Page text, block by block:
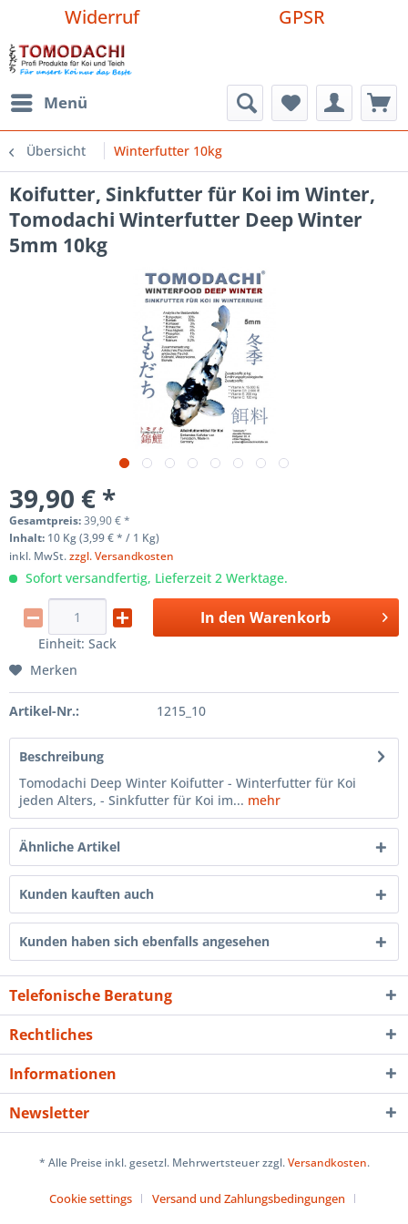
Widerruf GPSR
Menü
Übersicht Winterfutter 10kg
Koifutter, Sinkfutter für Koi im Winter,
Tomodachi Winterfutter Deep Winter
5mm 10kg
39,90 € *
Gesamtpreis:39,90€*
Inhalt: 10 Kg (3,99 € * / 1 Kg)
inkl. MwSt.zzgl. Versandkosten
Sofort versandfertig, Lieferzeit 2 Werktage.
Einheit: Sack
In den Warenkorb
Merken
Artikel-Nr.: 1215_10
Beschreibung
Tomodachi Deep Winter Koifutter - Winterfutter für Koi
jeden Alters, - Sinkfutter für Koi im... mehr
Ähnliche Artikel
Kunden kauften auch
Kunden haben sich ebenfalls angesehen
Telefonische Beratung
Rechtliches
Informationen
Newsletter
* Alle Preise inkl. gesetzl. Mehrwertsteuer zzgl.Versandkosten.
Cookie settings
Versand und Zahlungsbedingungen